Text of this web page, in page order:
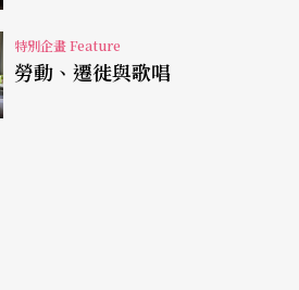
對移工舞團重建認同的研究——儘
像宮廷舞指向「認同其哲學生命
相似性；宮廷舞者是為了共同體
特別企畫 Feature
勞動、遷徙與歌唱